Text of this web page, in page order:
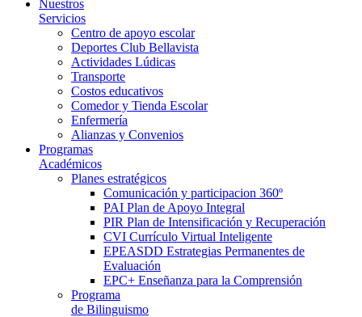
Nuestros
Servicios
Centro de apoyo escolar
Deportes Club Bellavista
Actividades Lúdicas
Transporte
Costos educativos
Comedor y Tienda Escolar
Enfermería
Alianzas y Convenios
Programas
Académicos
Planes estratégicos
Comunicación y participacion 360º
PAI Plan de Apoyo Integral
PIR Plan de Intensificación y Recuperación
CVI Currículo Virtual Inteligente
EPEASDD Estrategias Permanentes de
Evaluación
EPC+ Enseñanza para la Comprensión
Programa
de Bilinguismo